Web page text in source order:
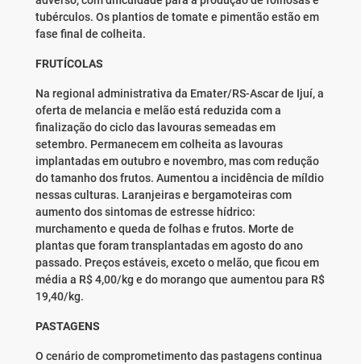
tubérculos. Os plantios de tomate e pimentão estão em
fase final de colheita.
FRUTÍCOLAS
Na regional administrativa da Emater/RS-Ascar de Ijuí, a
oferta de melancia e melão está reduzida com a
finalização do ciclo das lavouras semeadas em
setembro. Permanecem em colheita as lavouras
implantadas em outubro e novembro, mas com redução
do tamanho dos frutos. Aumentou a incidência de míldio
nessas culturas. Laranjeiras e bergamoteiras com
aumento dos sintomas de estresse hídrico:
murchamento e queda de folhas e frutos. Morte de
plantas que foram transplantadas em agosto do ano
passado. Preços estáveis, exceto o melão, que ficou em
média a R$ 4,00/kg e do morango que aumentou para R$
19,40/kg.
PASTAGENS
O cenário de comprometimento das pastagens continua